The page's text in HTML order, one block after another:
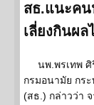
สธ.แนะคน
เลี่ยงกินผ
นพ.พรเทพ
กรมอนามัย กร
(สธ.) กล่าวว่า